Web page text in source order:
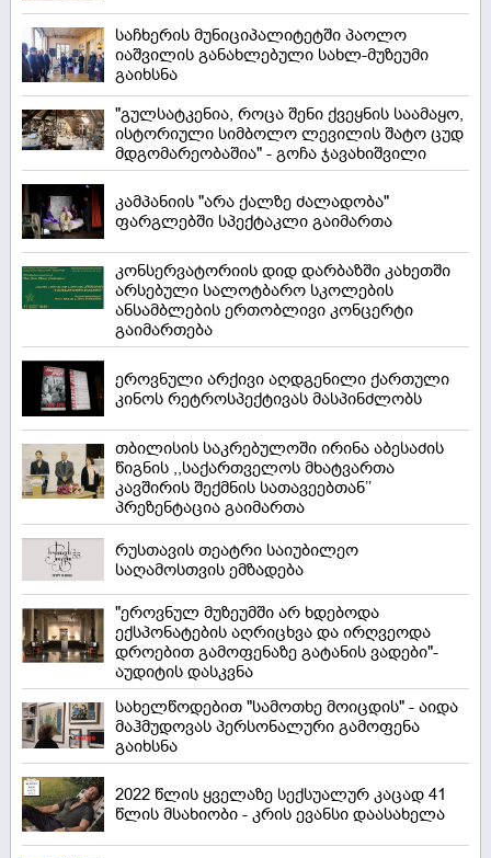
საჩხერის მუნიციპალიტეტში პაოლო
იაშვილის განახლებული სახლ-მუზეუმი
გაიხსნა
"გულსატკენია, როცა შენი ქვეყნის საამაყო,
ისტორიული სიმბოლო ლევილის შატო ცუდ
მდგომარეობაშია" - გოჩა ჯავახიშვილი
კამპანიის "არა ქალზე ძალადობა"
ფარგლებში სპექტაკლი გაიმართა
კონსერვატორიის დიდ დარბაზში კახეთში
არსებული სალოტბარო სკოლების
ანსამბლების ერთობლივი კონცერტი
გაიმართება
ეროვნული არქივი აღდგენილი ქართული
კინოს რეტროსპექტივას მასპინძლობს
თბილისის საკრებულოში ირინა აბესაძის
წიგნის ,,საქართველოს მხატვართა
კავშირის შექმნის სათავეებთან’’
პრეზენტაცია გაიმართა
რუსთავის თეატრი საიუბილეო
საღამოსთვის ემზადება
"ეროვნულ მუზეუმში არ ხდებოდა
ექსპონატების აღრიცხვა და ირღვეოდა
დროებით გამოფენაზე გატანის ვადები"-
აუდიტის დასკვნა
სახელწოდებით "სამოთხე მოიცდის" - აიდა
მაჰმუდოვას პერსონალური გამოფენა
გაიხსნა
2022 წლის ყველაზე სექსუალურ კაცად 41
წლის მსახიობი - კრის ევანსი დაასახელა